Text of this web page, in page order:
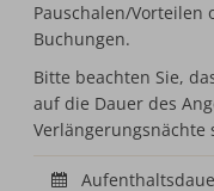
Pauschalen/Vorteilen
Buchungen.
Bitte beachten Sie,
auf die Dauer des
Verlängerungsnächte